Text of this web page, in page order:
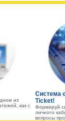
из
как с
Система
Ticket!
Формируй
личного
вопросы